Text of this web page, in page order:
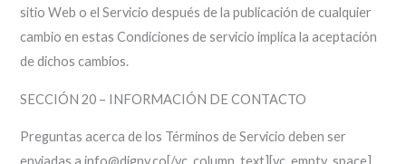
sitio Web o el Servicio después de la publicación de cualquier
cambio en estas Condiciones de servicio implica la aceptación
de dichos cambios.
SECCIÓN 20 – INFORMACIÓN DE CONTACTO
Preguntas acerca de los Términos de Servicio deben ser